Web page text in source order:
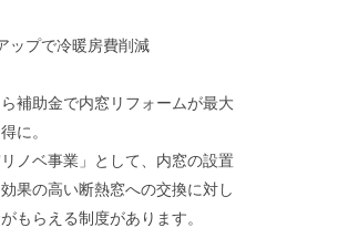
ップで冷暖房費削減
補助金で内窓リフォームが最大
に。
リノベ事業」として、内窓の設置
果の高い断熱窓への交換に対し
もらえる制度があります。